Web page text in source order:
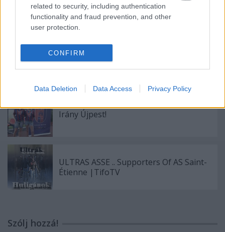
related to security, including authentication
functionality and fraud prevention, and other
user protection.
CONFIRM
Data Deletion Data Access Privacy Policy
DVTK szurkolók üzenete Bencéhez
Újabb ötlet az MLVSZE jóvoltából!
Irány Újpest!
ULTRAS ASSE .. Supporters Of AS Saint-
Étienne |TifoTV
Szólj hozzá!